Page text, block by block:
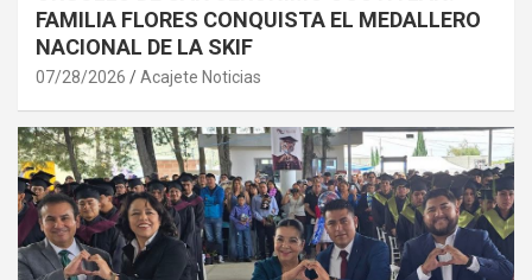
FAMILIA FLORES CONQUISTA EL MEDALLERO
NACIONAL DE LA SKIF
07/28/2026 Acajete Noticias